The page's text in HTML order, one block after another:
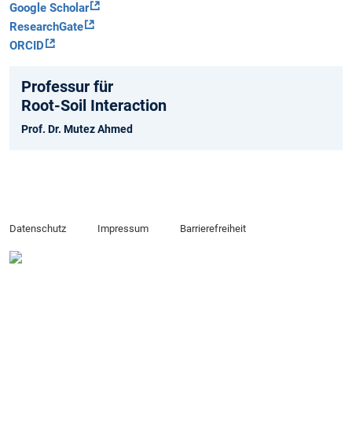
Google Scholar
ResearchGate
ORCID
Professur für
Root-Soil Interaction
Prof. Dr. Mutez Ahmed
Datenschutz Impressum Barrierefreiheit